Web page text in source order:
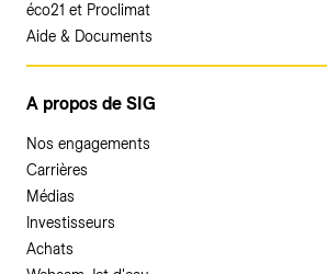
éco21 et Proclimat
Aide & Documents
A propos de SIG
Nos engagements
Carrières
Médias
Investisseurs
Achats